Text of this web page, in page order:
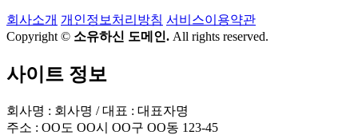
회사소개 개인정보처리방침 서비스이용약관
Copyright © 소유하신 도메인. All rights reserved.
사이트 정보
회사명 : 회사명 / 대표 : 대표자명
주소 : OO도 OO시 OO구 OO동 123-45